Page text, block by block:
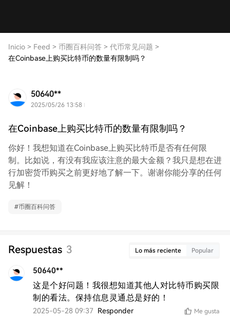
Inicio > Feed > 币圈百科问答 > 代币常见问题 >
在Coinbase上购买比特币的数量有限制吗？
50640**
2025/05/26 13:58
在Coinbase上购买比特币的数量有限制吗？
你好！我想知道在Coinbase上购买比特币是否有任何限
制。比如说，有没有我应该注意的最大金额？我只是想在进
行加密货币购买之前更好地了解一下。谢谢你能分享的任何
见解！
#币圈百科问答
Respuestas 3 Lo más reciente Popular
50640**
这是个好问题！我很想知道其他人对比特币购买限
制的看法。保持信息灵通总是好的！
2025-05-28 09:37 Responder Me gusta